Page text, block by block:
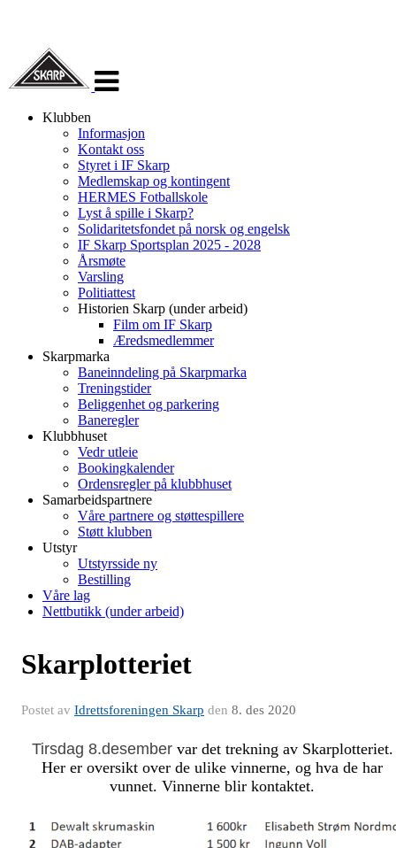
navigasjon
Klubben
Informasjon
Kontakt oss
Styret i IF Skarp
Medlemskap og kontingent
HERMES Fotballskole
Lyst å spille i Skarp?
Solidaritetsfondet på norsk og engelsk
IF Skarp Sportsplan 2025 - 2028
Årsmøte
Varsling
Politiattest
Historien Skarp (under arbeid)
Film om IF Skarp
Æredsmedlemmer
Skarpmarka
Baneinndeling på Skarpmarka
Treningstider
Beliggenhet og parkering
Baneregler
Klubbhuset
Vedr utleie
Bookingkalender
Ordensregler på klubbhuset
Samarbeidspartnere
Våre partnere og støttespillere
Støtt klubben
Utstyr
Utstyrsside ny
Bestilling
Våre lag
Nettbutikk (under arbeid)
Skarplotteriet
Postet av Idrettsforeningen Skarp den 8. des 2020
Tirsdag 8.desembervar det trekning av Skarplotteriet.
Her er oversikt over de ulike vinnerne, og hva de har
vunnet. Vinnerne blir kontaktet.